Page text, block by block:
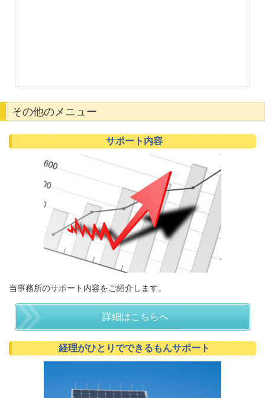
その他のメニュー
サポート内容
当事務所のサポート内容をご紹介します。
詳細はこちらへ
経理がひとりでできるもんサポート